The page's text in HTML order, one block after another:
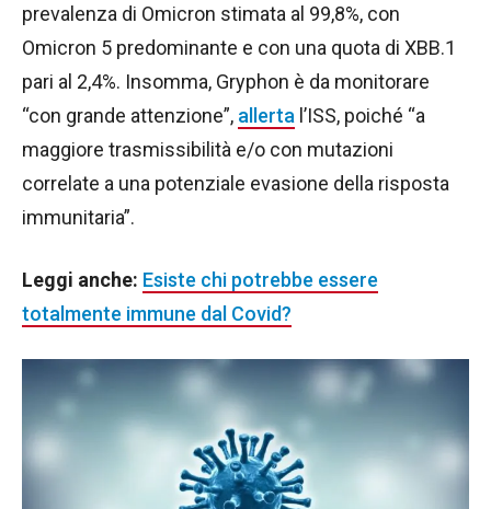
prevalenza di Omicron stimata al 99,8%, con
Omicron 5 predominante e con una quota di XBB.1
pari al 2,4%. Insomma, Gryphon è da monitorare
“con grande attenzione”, allerta l’ISS, poiché “a
maggiore trasmissibilità e/o con mutazioni
correlate a una potenziale evasione della risposta
immunitaria”.
Leggi anche: Esiste chi potrebbe essere
totalmente immune dal Covid?